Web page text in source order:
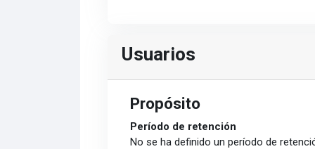
Usuarios
Propósito
Período de retención
No se ha definido un período de